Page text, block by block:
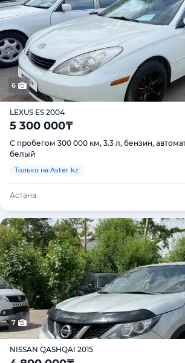
6
LEXUS ES 2004
5 300 000₸
С пробегом 300 000 км, 3.3 л, бензин,
белый
Только на Aster.kz
Астана
7
NISSAN QASHQAI 2015